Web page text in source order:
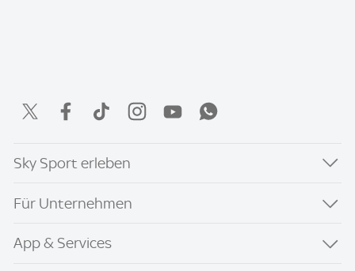
Sky Sport erleben
Für Unternehmen
App & Services